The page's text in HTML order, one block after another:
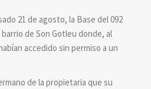
21 de agosto, la Base del 092
de Son Gotleu donde, al
accedido sin permiso a un
de la propietaria que su